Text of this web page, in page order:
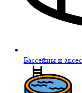
Бассейны и